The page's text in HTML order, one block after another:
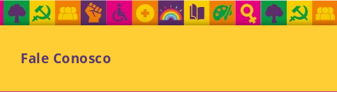
Fale Conosco